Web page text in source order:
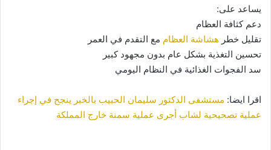
يساعد على:
دعم كثافة العظام
تقليل خطر هشاشة العظام مع التقدم في العمر
تحسين التغذية بشكل عام بدون مجهود كبير
سد الفجوات الغذائية في النظام اليومي
اقرا ايضا: مستشفى الدكتور سليمان الحبيب بالخبر ينجح في إجراء
عملية تصحيحية لشاب أجرى عملية سمنة خارج المملكة